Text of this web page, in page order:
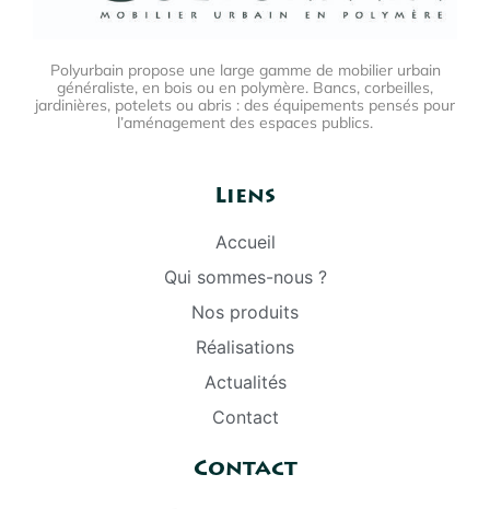
Polyurbain propose une large gamme de mobilier urbain
généraliste, en bois ou en polymère. Bancs, corbeilles,
jardinières, potelets ou abris : des équipements pensés pour
l’aménagement des espaces publics.
Liens
Accueil
Qui sommes-nous ?
Nos produits
Réalisations
Actualités
Contact
Contact